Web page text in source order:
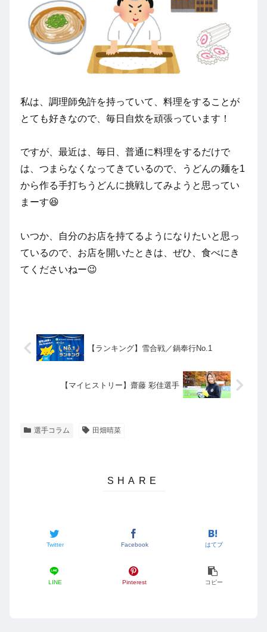
私は、調理師免許を持っていて、料理をすることが
とても好きなので、毎日自炊を頑張っています！
ですが、最近は、毎日、普通に料理をするだけで
は、つまらなくなってきているので、うどんの麺を1
から作る手打ちうどんに挑戦してみようと思ってい
まーす😆
いつか、自分のお店を持てるようになりたいと思っ
ているので、お店を開いたときは、ぜひ、食べにき
てくださいねー😉
【ランキング】雪合戦／鍋奉行No.1
【マイヒストリー】齋藤 彩佳選手
選手コラム 田畑晴菜
Twitter Facebook はてブ
LINE Pinterest コピー